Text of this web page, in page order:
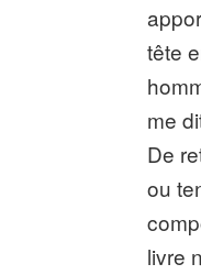
tête
me
De
ou
livre